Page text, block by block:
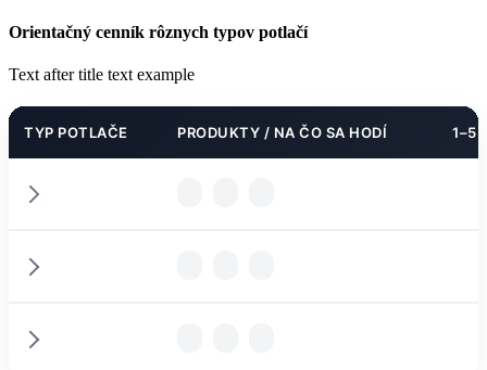
Orientačný cenník rôznych typov potlačí
Text after title text example
TYP POTLAČE PRODUKTY / NA ČO SA HODÍ 1–5